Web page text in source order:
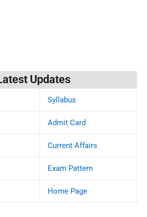
Updates
Syllabus
Admit Card
Current Affairs
Exam Pattern
Home Page